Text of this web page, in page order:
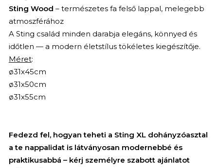
Sting Wood – természetes fa felső lappal, melegebb
atmoszférához
A Sting család minden darabja elegáns, könnyed és
időtlen — a modern életstílus tökéletes kiegészítője.
Méret:
ø31x45cm
ø31x50cm
ø31x55cm
Fedezd fel, hogyan teheti a Sting XL dohányzóasztal
a te nappalidat is látványosan modernebbé és
praktikusabbá – kérj személyre szabott ajánlatot